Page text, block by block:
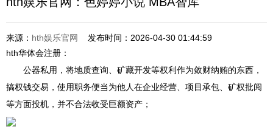
于
新
闻
讯
联
我
站
来源： hth娱乐官网 发布时间：2026-04-30 01:44:59
hth华体会注册：
公器私用，将地质查询、矿藏开发等权利作为敛财纳贿的东西，
搞权钱交易，使用职务便当为他人在企业经营、项目承包、矿权批阅
等方面投机，并不合法收受巨额资产；